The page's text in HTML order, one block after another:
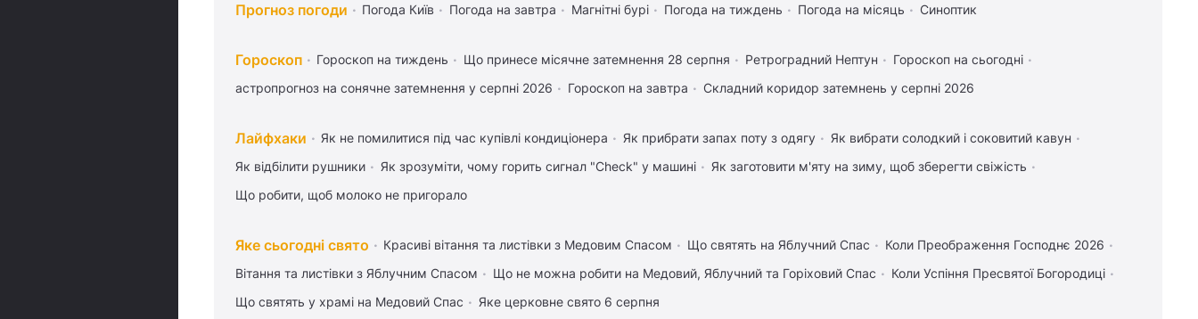
Прогноз погоди Погода Київ Погода на завтра Магнітні бурі Погода на тиждень Погода на місяць Синоптик
Гороскоп Гороскоп на тиждень Що принесе місячне затемнення 28 серпня Ретроградний Нептун
Гороскоп на сьогодні
астропрогноз на сонячне затемнення у серпні 2026
Гороскоп на завтра Складний коридор затемнень у серпні 2026
Лайфхаки Як не помилитися під час купівлі кондиціонера Як прибрати запах поту з одягу
Як вибрати солодкий і соковитий кавун
Як відбілити рушники
Як зрозуміти, чому горить сигнал "Check" у машині
Як заготовити м'яту на зиму, щоб зберегти свіжість
Що робити, щоб молоко не пригорало
Яке сьогодні свято Красиві вітання та листівки з Медовим Спасом Що святять на Яблучний Спас
Коли Преображення Господнє 2026
Вітання та листівки з Яблучним Спасом
Що не можна робити на Медовий, Яблучний та Горіховий Спас
Коли Успіння Пресвятої Богородиці
Що святять у храмі на Медовий Спас
Яке церковне свято 6 серпня